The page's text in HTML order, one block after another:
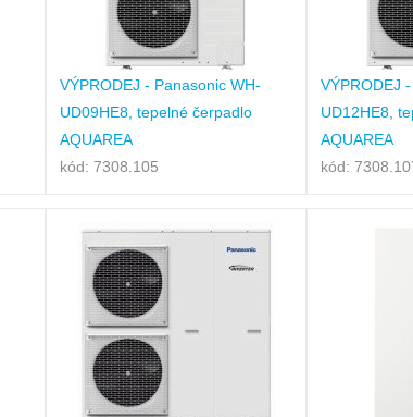
VÝPRODEJ - Panasonic WH-
UD09HE8, tepelné čerpadlo
AQUAREA
kód: 7308.105
VÝPRODEJ
UD12HE8,
AQUAREA
kód: